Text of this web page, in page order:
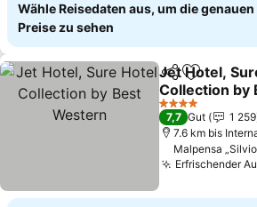
Wähle Reisedaten aus, um die genauen
Preise zu sehen
TeilenZu
Jet Hotel,
Collection by
Western
Preise sehen
4 Sterne
7,7 Gut
1 259
7.6 km bis
Malpensa
Erfrischender